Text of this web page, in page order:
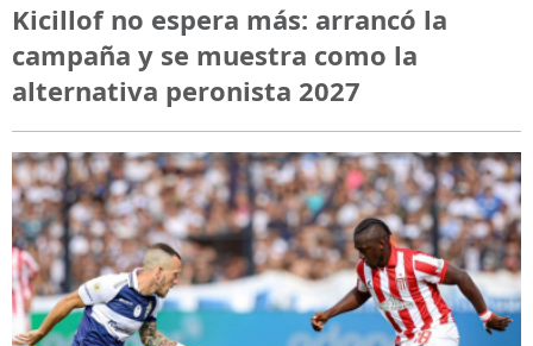
Kicillof no espera más: arrancó la
campaña y se muestra como la
alternativa peronista 2027